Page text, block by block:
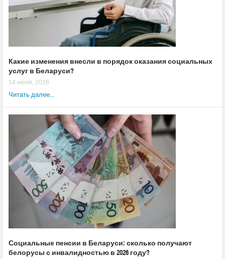
Какие изменения внесли в порядок оказания социальных
услуг в Беларуси?
14 июля, 2026
Читать далее...
Социальные пенсии в Беларуси: сколько получают
белорусы с инвалидностью в 2026 году?